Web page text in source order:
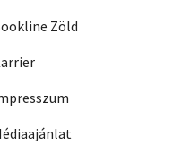
Zöld